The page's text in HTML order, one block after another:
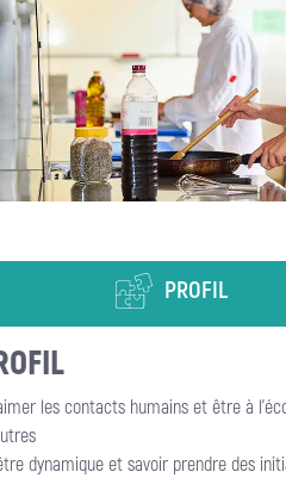
PROFIL
les contacts humains et être à
dynamique et savoir prendre des